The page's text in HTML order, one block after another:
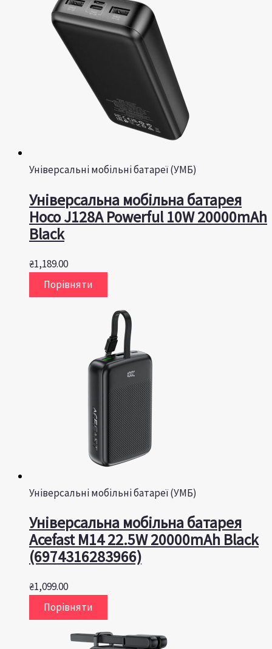
Універсальні мобільні батареї (УМБ)
Універсальна мобільна батарея
Hoco J128A Powerful 10W 20000mAh
Black
₴1,189.00
Порівняти
Універсальні мобільні батареї (УМБ)
Універсальна мобільна батарея
Acefast M14 22.5W 20000mAh Black
(6974316283966)
₴1,099.00
Порівняти